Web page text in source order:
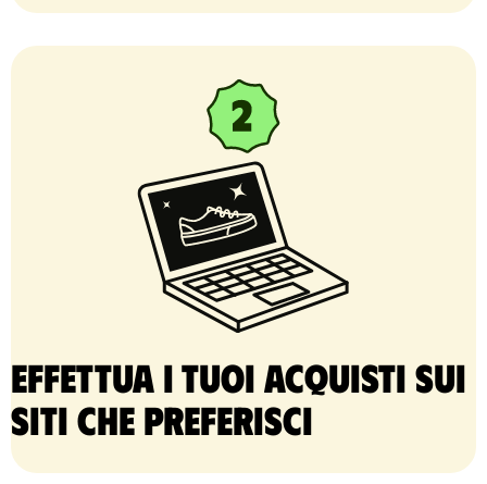
Effettua i tuoi acquisti sui
siti che preferisci